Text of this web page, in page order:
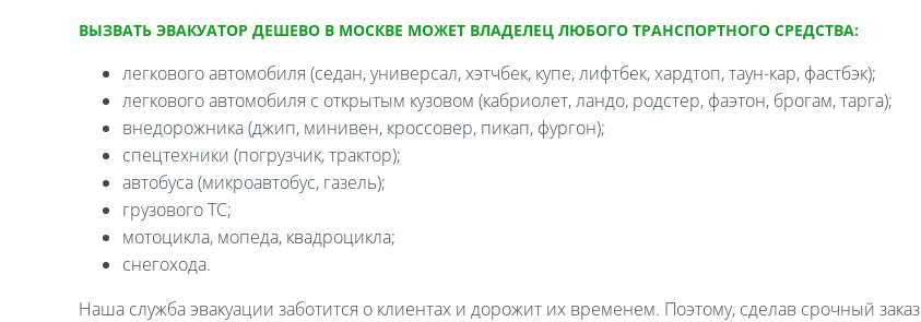
ВЫЗВАТЬ ЭВАКУАТОР ДЕШЕВО В МОСКВЕ МОЖЕТ ВЛАДЕЛЕЦ ЛЮБОГО ТРАНСПОРТНОГО СРЕДСТВА:
легкового автомобиля (седан, универсал, хэтчбек, купе, лифтбек, хардтоп, таун-кар, фастбэк);
легкового автомобиля с открытым кузовом (кабриолет, ландо, родстер, фаэтон, брогам, тарга);
внедорожника (джип, минивен, кроссовер, пикап, фургон);
спецтехники (погрузчик, трактор);
автобуса (микроавтобус, газель);
грузового ТС;
мотоцикла, мопеда, квадроцикла;
снегохода.
Наша служба эвакуации заботится о клиентах и дорожит их временем. Поэтому, сделав срочный заказ